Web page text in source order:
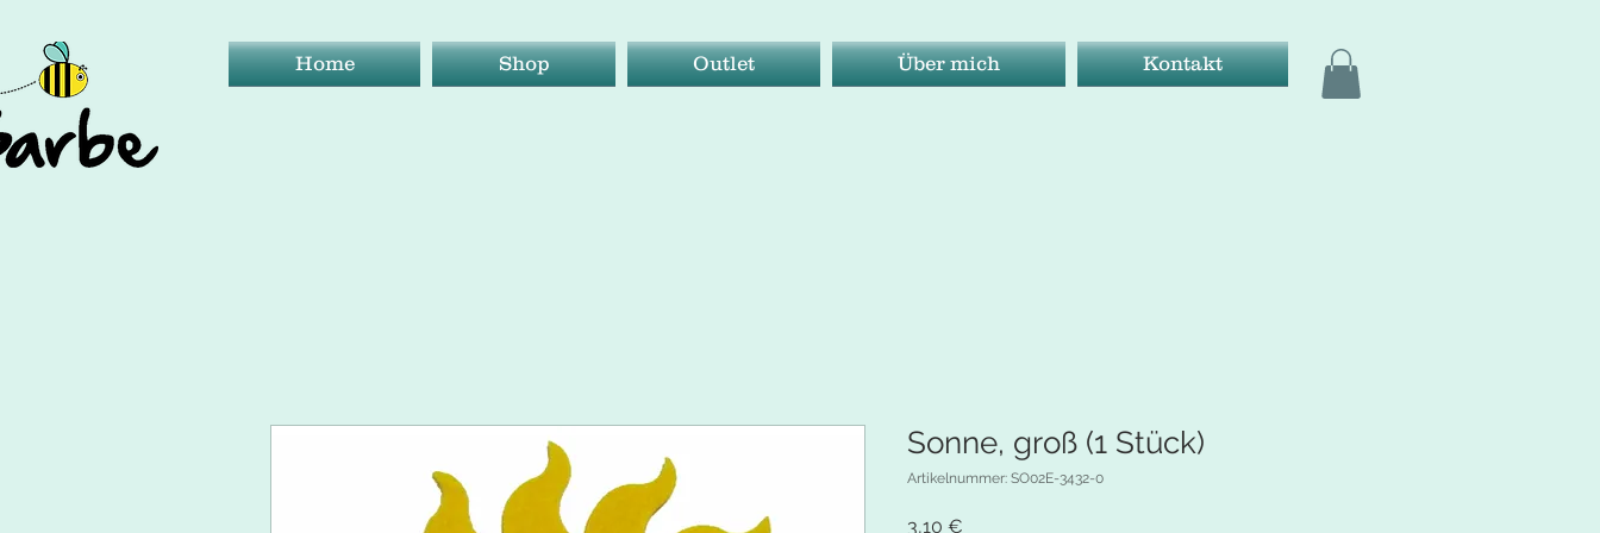
Home Shop Outlet Über mich Kontakt
Sonne, groß (1 Stück)
Artikelnummer: SO02E-3432-0
3,10 €